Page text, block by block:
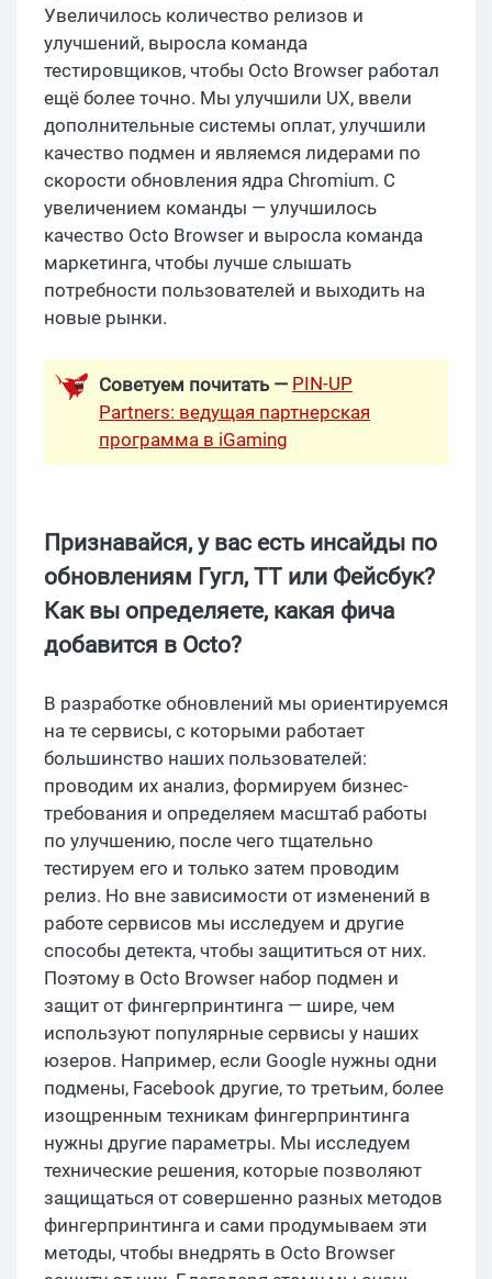
Увеличилось количество релизов и
улучшений, выросла команда
тестировщиков, чтобы Octo Browser работал
ещё более точно. Мы улучшили UX, ввели
дополнительные системы оплат, улучшили
качество подмен и являемся лидерами по
скорости обновления ядра Chromium. С
увеличением команды — улучшилось
качество Octo Browser и выросла команда
маркетинга, чтобы лучше слышать
потребности пользователей и выходить на
новые рынки.
Советуем почитать — PIN-UP
Partners: ведущая партнерская
программа в iGaming
Признавайся, у вас есть инсайды по
обновлениям Гугл, ТТ или Фейсбук?
Как вы определяете, какая фича
добавится в Octo?
В разработке обновлений мы ориентируемся
на те сервисы, с которыми работает
большинство наших пользователей:
проводим их анализ, формируем бизнес-
требования и определяем масштаб работы
по улучшению, после чего тщательно
тестируем его и только затем проводим
релиз. Но вне зависимости от изменений в
работе сервисов мы исследуем и другие
способы детекта, чтобы защититься от них.
Поэтому в Octo Browser набор подмен и
защит от фингерпринтинга — шире, чем
используют популярные сервисы у наших
юзеров. Например, если Google нужны одни
подмены, Facebook другие, то третьим, более
изощренным техникам фингерпринтинга
нужны другие параметры. Мы исследуем
технические решения, которые позволяют
защищаться от совершенно разных методов
фингерпринтинга и сами продумываем эти
методы, чтобы внедрять в Octo Browser